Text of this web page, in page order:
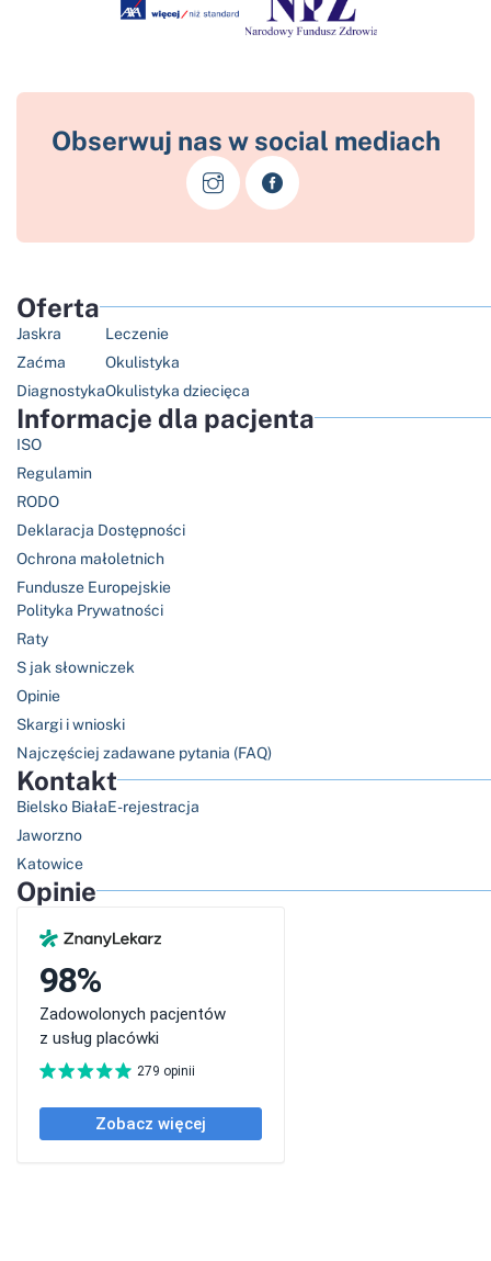
Obserwuj nas w social mediach
Oferta
Jaskra
Zaćma
Diagnostyka
Leczenie
Okulistyka
Okulistyka dziecięca
Informacje dla pacjenta
ISO
Regulamin
RODO
Deklaracja Dostępności
Ochrona małoletnich
Fundusze Europejskie
Polityka Prywatności
Raty
S jak słowniczek
Opinie
Skargi i wnioski
Najczęściej zadawane pytania (FAQ)
Kontakt
Bielsko Biała
Jaworzno
Katowice
E-rejestracja
Opinie